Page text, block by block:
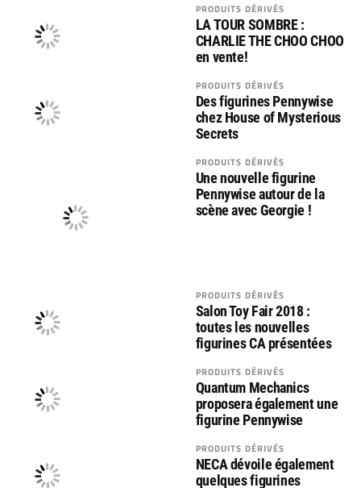
PRODUITS DÉRIVÉS
LA TOUR SOMBRE :
CHARLIE THE CHOO CHOO
en vente!
PRODUITS DÉRIVÉS
Des figurines Pennywise
chez House of Mysterious
Secrets
PRODUITS DÉRIVÉS
Une nouvelle figurine
Pennywise autour de la
scène avec Georgie !
PRODUITS DÉRIVÉS
Salon Toy Fair 2018 :
toutes les nouvelles
figurines CA présentées
PRODUITS DÉRIVÉS
Quantum Mechanics
proposera également une
figurine Pennywise
PRODUITS DÉRIVÉS
NECA dévoile également
quelques figurines